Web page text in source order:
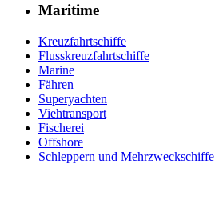
Maritime
Kreuzfahrtschiffe
Flusskreuzfahrtschiffe
Marine
Fähren
Superyachten
Viehtransport
Fischerei
Offshore
Schleppern und Mehrzweckschiffe